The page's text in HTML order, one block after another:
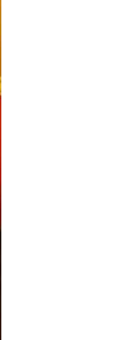
tuyệt vời dành cho khách
phố . Với vị trí thuận